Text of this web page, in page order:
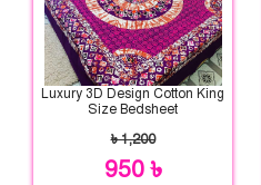
Luxury 3D Design Cotton King
Size Bedsheet
৳ 1,200
950 ৳